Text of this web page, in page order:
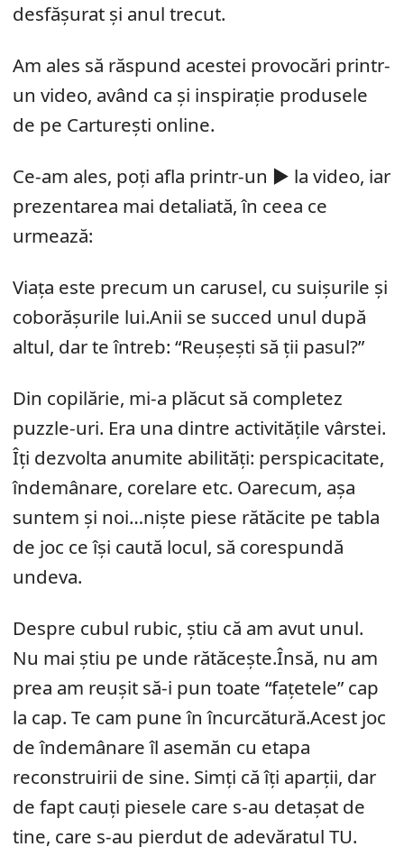
desfășurat și anul trecut.
Am ales să răspund acestei provocări printr-
un video, având ca și inspirație produsele
de pe Carturești online.
Ce-am ales, poți afla printr-un ▶ la video, iar
prezentarea mai detaliată, în ceea ce
urmează:
Viața este precum un carusel, cu suișurile și
coborășurile lui.Anii se succed unul după
altul, dar te întreb: “Reușești să ții pasul?”
Din copilărie, mi-a plăcut să completez
puzzle-uri. Era una dintre activitățile vârstei.
Îți dezvolta anumite abilități: perspicacitate,
îndemânare, corelare etc. Oarecum, așa
suntem și noi…niște piese rătăcite pe tabla
de joc ce își caută locul, să corespundă
undeva.
Despre cubul rubic, știu că am avut unul.
Nu mai știu pe unde rătăcește.Însă, nu am
prea am reușit să-i pun toate “fațetele” cap
la cap. Te cam pune în încurcătură.Acest joc
de îndemânare îl asemăn cu etapa
reconstruirii de sine. Simți că îți aparții, dar
de fapt cauți piesele care s-au detașat de
tine, care s-au pierdut de adevăratul TU.